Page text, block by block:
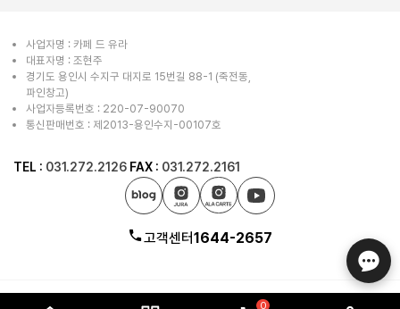
사업자명 : 카페 드 유라
대표자명 : 조현주
경기도 용인시 수지구 대지로 15번길 88-1 (죽전동,
파인창고)
사업자등록번호 : 220-07-90070
통신판매번호 : 제2013-용인수지-00107호
TEL : 031.272.2126 FAX : 031.272.2161
고객센터1644-2657
0